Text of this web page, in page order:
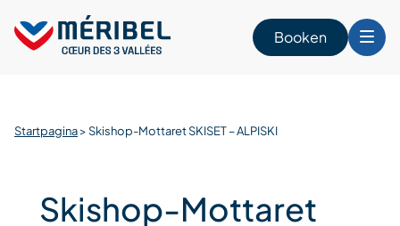
content
Booken
Startpagina>Skishop-Mottaret SKISET – ALPISKI
Skishop-Mottaret